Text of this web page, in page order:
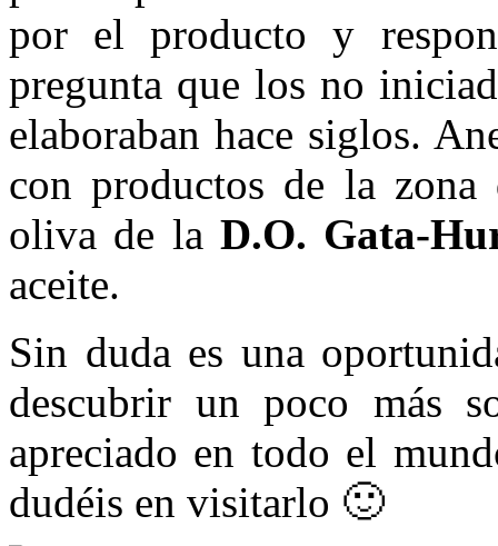
por el producto y
pregunta que los no
elaboraban hace siglos.
con productos de la
oliva de la D.O. Gata-
aceite.
Sin duda es una
descubrir un poco más
apreciado en todo el
dudéis en visitarlo 🙂